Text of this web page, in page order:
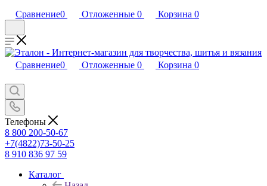
Сравнение0 Отложенные 0 Корзина 0
Сравнение0 Отложенные 0 Корзина 0
Телефоны
8 800 200-50-67
+7(4822)73-50-25
8 910 836 97 59
Каталог